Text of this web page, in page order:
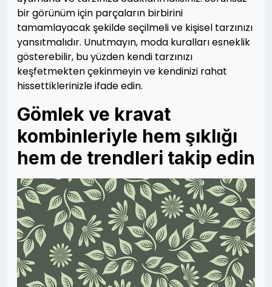
bir görünüm için parçaların birbirini
tamamlayacak şekilde seçilmeli ve kişisel tarzınızı
yansıtmalıdır. Unutmayın, moda kuralları esneklik
gösterebilir, bu yüzden kendi tarzınızı
keşfetmekten çekinmeyin ve kendinizi rahat
hissettiklerinizle ifade edin.
Gömlek ve kravat
kombinleriyle hem şıklığı
hem de trendleri takip edin